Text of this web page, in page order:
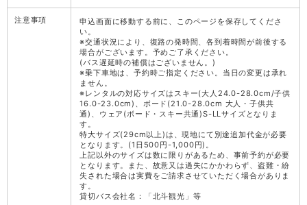
注意事項
申込画面に移動する前に、このページを保存してくださ
い。
※交通状況により、復路の発時間、各到着時間が前後する
場合がございます。予めご了承ください。
(バス遅延時の補償はございません。)
※乗下車地は、予約時ご指定ください。当日の変更は承れ
ません。
※レンタルの対応サイズはスキー(大人24.0-28.0cm/子供
16.0-23.0cm)、ボード(21.0-28.0cm 大人・子供共
通)、ウェア(ボード・スキー共通)S-LLサイズとなりま
す。
特大サイズ(29cm以上)は、現地にて別途追加代金が必要
となります。(1日500円-1,000円)。
上記以外のサイズは数に限りがあるため、事前予約が必要
となります。また、故意又は過失にかかわらず、盗難・紛
失された場合は実費をご請求させていただく場合がありま
す。
貸切バス会社名：「北斗観光」等